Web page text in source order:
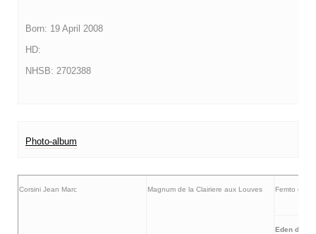
Born: 19 April 2008
HD:
NHSB: 2702388
Photo-album
Corsini Jean Marc Magnum de la Clairiere aux Louves Femto du
Eden de la